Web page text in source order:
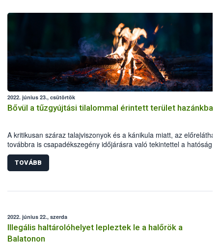
2022. június 23., csütörtök
Bővül a tűzgyújtási tilalommal érintett terület hazánkban
A kritikusan száraz talajviszonyok és a kánikula miatt, az
továbbra is csapadékszegény időjárásra való tekintettel a hatóság
június 24-től kiterjeszti a tűzgyújtási tilalmat Hajdú-Bihar és
Szatmár-Bereg megyékre is. A korlátozás Bács-Kiskun, Békés,
Csongrád-Csanád és Jász-Nagykun-Szolnok megyében is tovább
TOVÁBB
2022. június 22., szerda
Illegális haltárolóhelyet lepleztek le a halőrök a
Balatonon